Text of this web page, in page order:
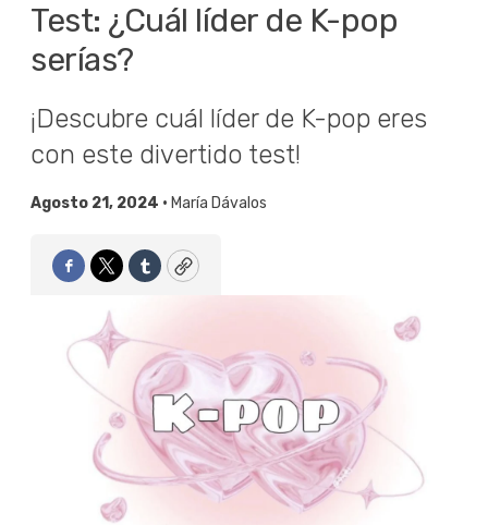
Test: ¿Cuál líder de K-pop
serías?
¡Descubre cuál líder de K-pop eres
con este divertido test!
Agosto 21, 2024 • María Dávalos
Facebook
TwitterTumblrCopy